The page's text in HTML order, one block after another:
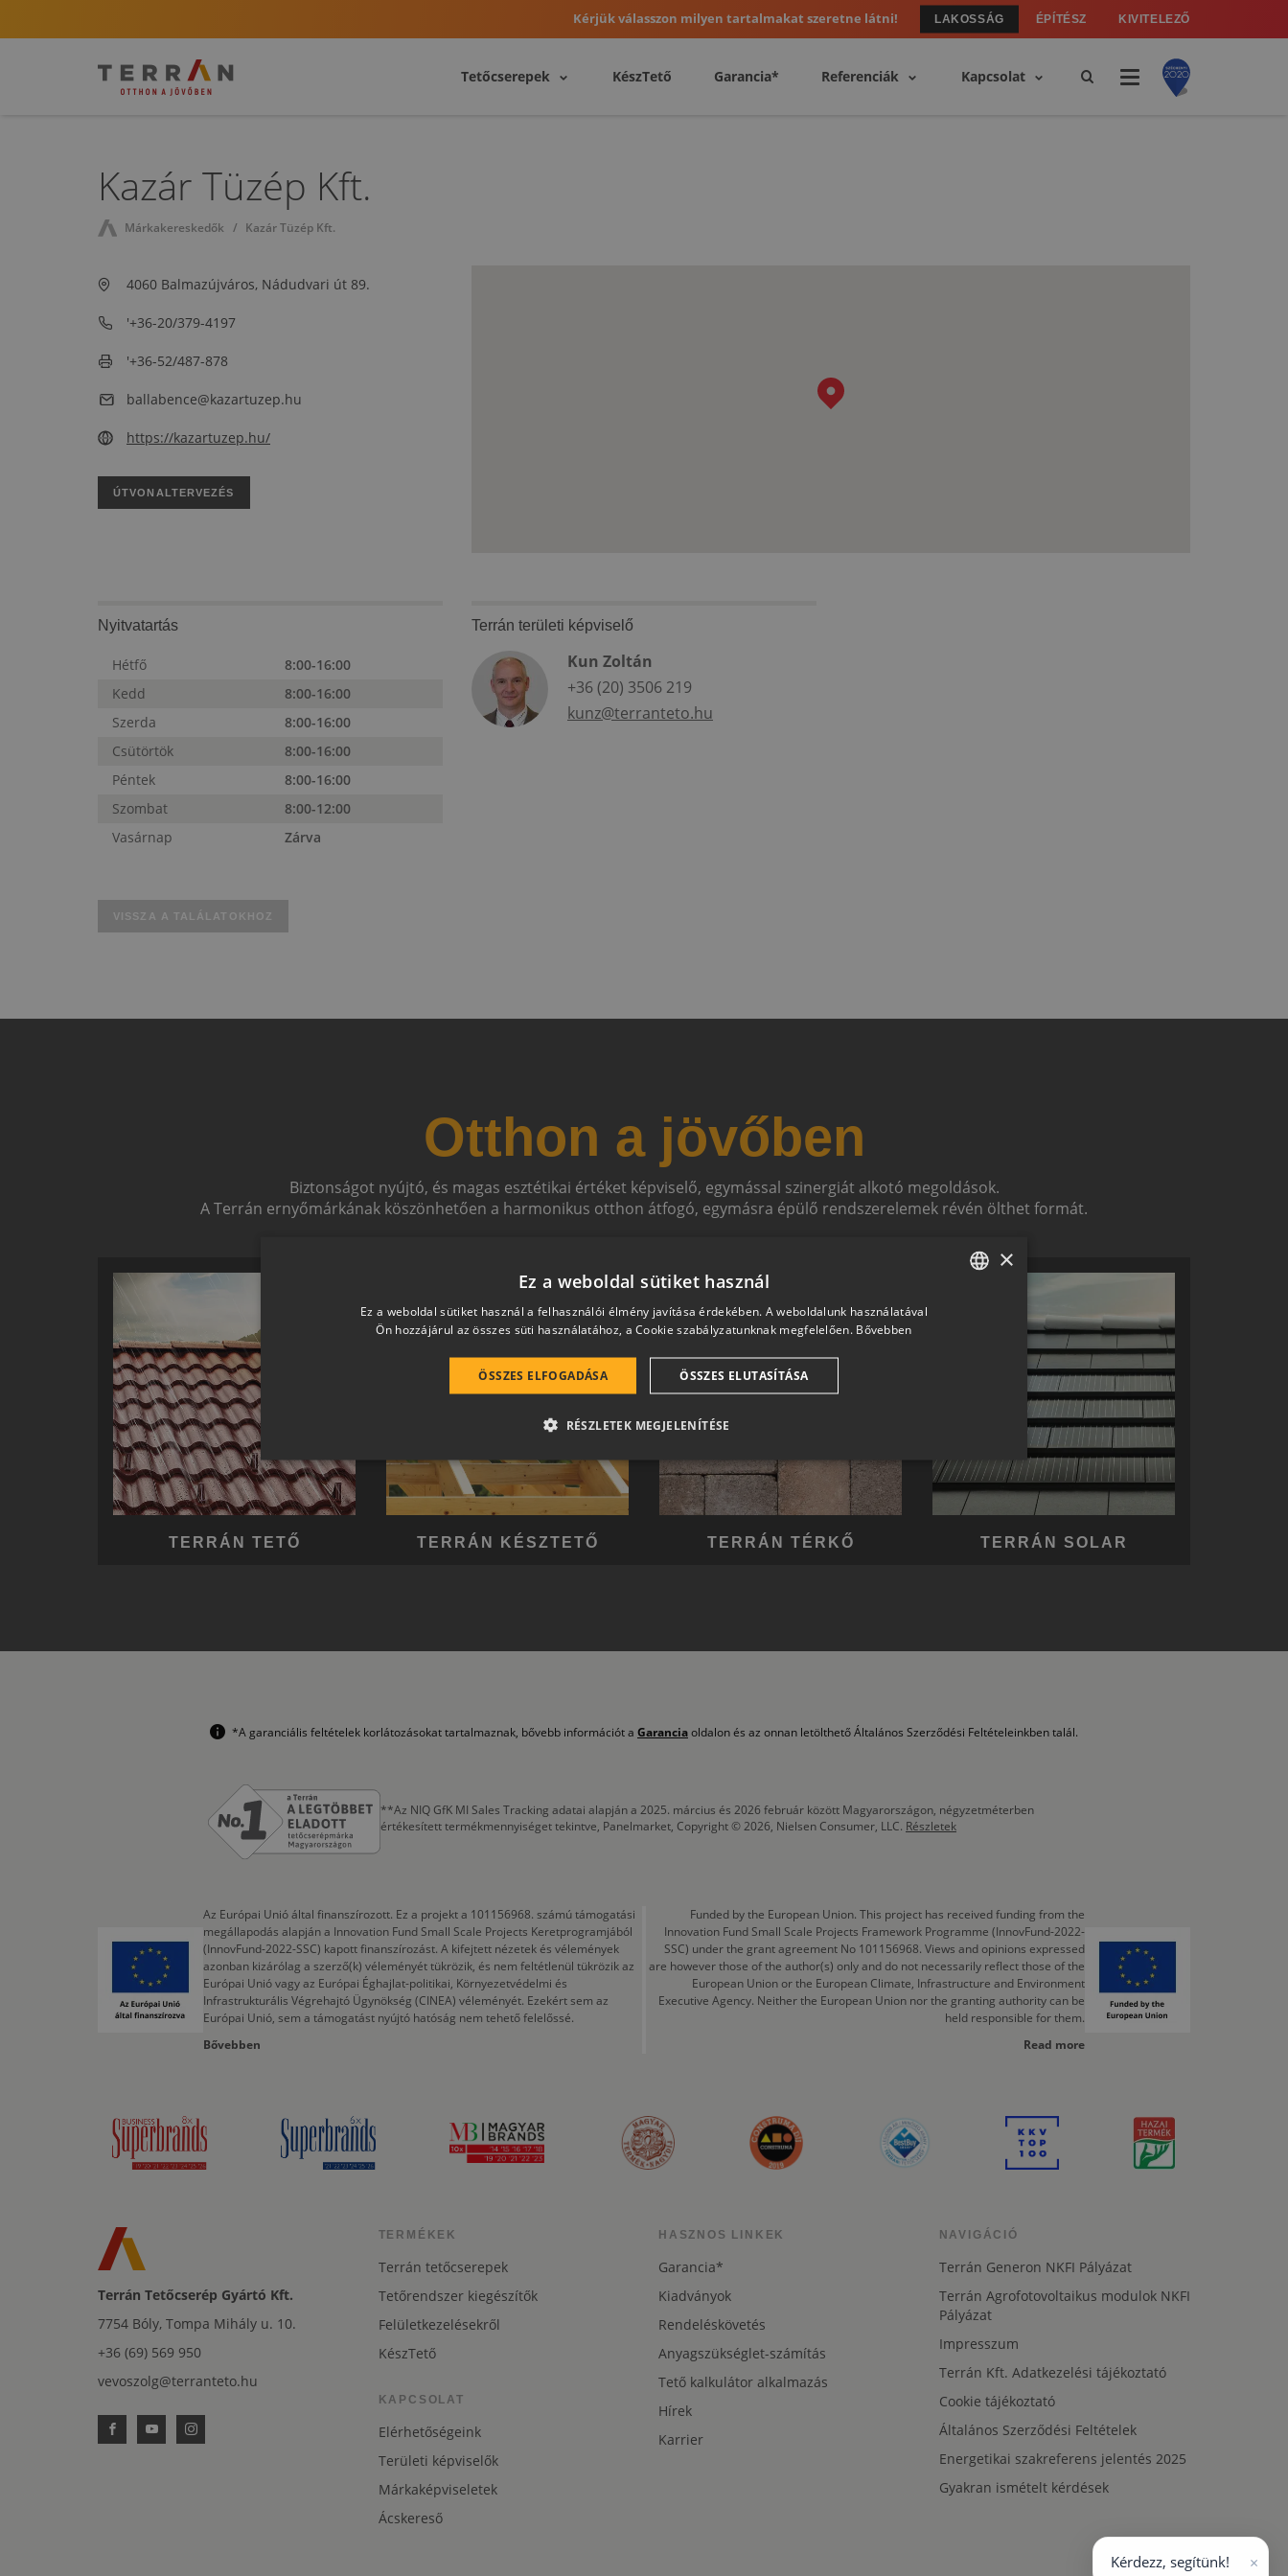
Kérjük válasszon milyen tartalmakat szeretne látni! LAKOSSÁG ÉPÍTÉSZ KIVITELEZŐ
Tetőcserepek KészTető Garancia* Referenciák Kapcsolat
Kazár Tüzép Kft.
Márkakereskedők Kazár Tüzép Kft.
4060 Balmazújváros, Nádudvari út 89.
'+36-20/379-4197
'+36-52/487-878
ballabence@kazartuzep.hu
https://kazartuzep.hu/
ÚTVONALTERVEZÉS
Nyitvatartás
Hétfő
8:00-16:00
Kedd
8:00-16:00
Szerda
8:00-16:00
Csütörtök
8:00-16:00
Péntek
8:00-16:00
Szombat
8:00-12:00
Vasárnap
Zárva
Terrán területi képviselő
Kun Zoltán
+36 (20) 3506 219
kunz@terranteto.hu
VISSZA A TALÁLATOKHOZ
Otthon a jövőben
Biztonságot nyújtó, és magas esztétikai értéket képviselő, egymással szinergiát alkotó megoldások.
A Terrán ernyőmárkának köszönhetően a harmonikus otthon átfogó, egymásra épülő rendszerelemek révén ölthet formát.
TERRÁN TETŐ TERRÁN KÉSZTETŐ TERRÁN TÉRKŐ TERRÁN SOLAR
*A garanciális feltételek korlátozásokat tartalmaznak, bővebb információt a Garanciaoldalon és az onnan letölthető Általános Szerződési Feltételeinkben talál.
**Az NIQ GfK MI Sales Tracking adatai alapján a 2025. március és 2026 február között Magyarországon, négyzetméterben
értékesített termékmennyiséget tekintve, Panelmarket, Copyright © 2026, Nielsen Consumer, LLC. Részletek
Az Európai Unió által finanszírozott. Ez a projekt a 101156968. számú támogatási
megállapodás alapján a Innovation Fund Small Scale Projects Keretprogramjából
(InnovFund-2022-SSC) kapott finanszírozást. A kifejtett nézetek és vélemények
azonban kizárólag a szerző(k) véleményét tükrözik, és nem feltétlenül tükrözik az
Európai Unió vagy az Európai Éghajlat-politikai, Környezetvédelmi és
Infrastrukturális Végrehajtó Ügynökség (CINEA) véleményét. Ezekért sem az
Európai Unió, sem a támogatást nyújtó hatóság nem tehető felelőssé.
Bővebben
Funded by the European Union. This project has received funding from the
Innovation Fund Small Scale Projects Framework Programme (InnovFund-2022-
SSC) under the grant agreement No 101156968. Views and opinions expressed
are however those of the author(s) only and do not necessarily reflect those of the
European Union or the European Climate, Infrastructure and Environment
Executive Agency. Neither the European Union nor the granting authority can be
held responsible for them.
Read more
Terrán Tetőcserép Gyártó Kft.
7754 Bóly, Tompa Mihály u. 10.
+36 (69) 569 950
vevoszolg@terranteto.hu
TERMÉKEK
Terrán tetőcserepek
Tetőrendszer kiegészítők
Felületkezelésekről
KészTető
KAPCSOLAT
Elérhetőségeink
Területi képviselők
Márkaképviseletek
Ácskereső
HASZNOS LINKEK
Garancia*
Kiadványok
Rendeléskövetés
Anyagszükséglet-számítás
Tető kalkulátor alkalmazás
Hírek
Karrier
NAVIGÁCIÓ
Terrán Generon NKFI Pályázat
Terrán Agrofotovoltaikus modulok NKFI
Pályázat
Impresszum
Terrán Kft. Adatkezelési tájékoztató
Cookie tájékoztató
Általános Szerződési Feltételek
Energetikai szakreferens jelentés 2025
Gyakran ismételt kérdések
Kérdezz, segítünk! ×
CROATIAN
×
Ez a weboldal sütiket használ
Ez a weboldal sütiket használ a felhasználói élmény javítása érdekében. A weboldalunk használatával
Ön hozzájárul az összes süti használatához, a Cookie szabályzatunknak megfelelően. Bővebben
ÖSSZES ELFOGADÁSA ÖSSZES ELUTASÍTÁSA
RÉSZLETEK MEGJELENÍTÉSE